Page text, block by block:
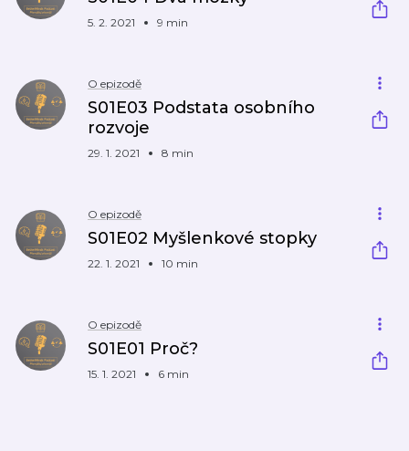
5. 2. 2021 9 min
O epizodě
S01E03 Podstata osobního
rozvoje
29. 1. 2021 8 min
O epizodě
S01E02 Myšlenkové stopky
22. 1. 2021 10 min
O epizodě
S01E01 Proč?
15. 1. 2021 6 min